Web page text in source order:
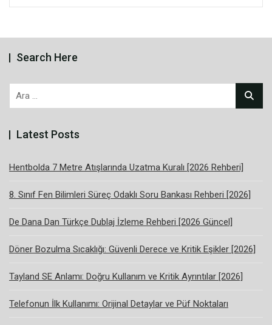
Search Here
Arama:
Latest Posts
Hentbolda 7 Metre Atışlarında Uzatma Kuralı [2026 Rehberi]
8. Sınıf Fen Bilimleri Süreç Odaklı Soru Bankası Rehberi [2026]
De Dana Dan Türkçe Dublaj İzleme Rehberi [2026 Güncel]
Döner Bozulma Sıcaklığı: Güvenli Derece ve Kritik Eşikler [2026]
Tayland SE Anlamı: Doğru Kullanım ve Kritik Ayrıntılar [2026]
Telefonun İlk Kullanımı: Orijinal Detaylar ve Püf Noktaları